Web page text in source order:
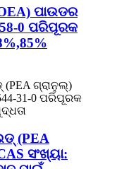
ପାଉଡର
58-0 ପରିପୂରକ
(PEA
ସଂଖ୍ୟା: